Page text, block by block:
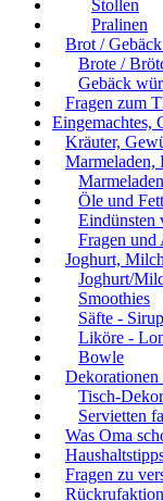
Stollen
Pralinen
Brot /
Brote /
Gebäck
Fragen zum
Eingemachtes,
Kräuter,
Marmeladen,
Öle und
Eindünsten
Fragen und
Joghurt,
Joghurt/
Smoothies
Säfte -
Liköre -
Bowle
Dekorationen
Tisch-
Servietten
Was Oma
Fragen zu